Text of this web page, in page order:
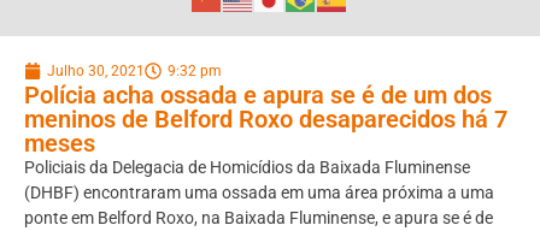
Julho 30, 2021 9:32 pm
Polícia acha ossada e apura se é de um dos
meninos de Belford Roxo desaparecidos há 7
meses
Policiais da Delegacia de Homicídios da Baixada Fluminense
(DHBF) encontraram uma ossada em uma área próxima a uma
ponte em Belford Roxo, na Baixada Fluminense, e apura se é de